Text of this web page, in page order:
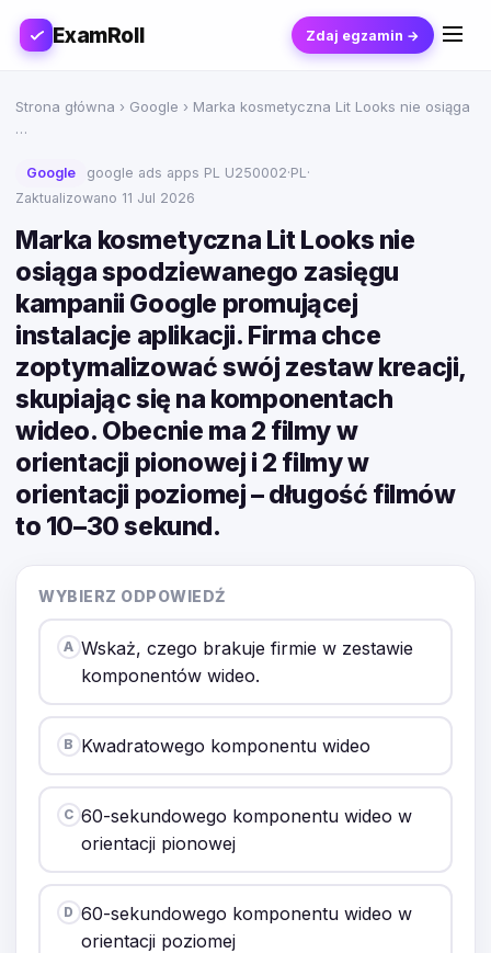
ExamRoll Zdaj egzamin →
Strona główna › Google › Marka kosmetyczna Lit Looks nie osiąga
…
Google google ads apps PL U250002·PL·
Zaktualizowano 11 Jul 2026
Marka kosmetyczna Lit Looks nie
osiąga spodziewanego zasięgu
kampanii Google promującej
instalacje aplikacji. Firma chce
zoptymalizować swój zestaw kreacji,
skupiając się na komponentach
wideo. Obecnie ma 2 filmy w
orientacji pionowej i 2 filmy w
orientacji poziomej – długość filmów
to 10–30 sekund.
WYBIERZ ODPOWIEDŹ
A Wskaż, czego brakuje firmie w zestawie
komponentów wideo.
B Kwadratowego komponentu wideo
C 60-sekundowego komponentu wideo w
orientacji pionowej
D 60-sekundowego komponentu wideo w
orientacji poziomej